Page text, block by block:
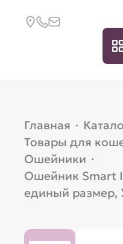
Главная ·
Товары для
Ошейники ·
Ошейник Smart
единый размер,